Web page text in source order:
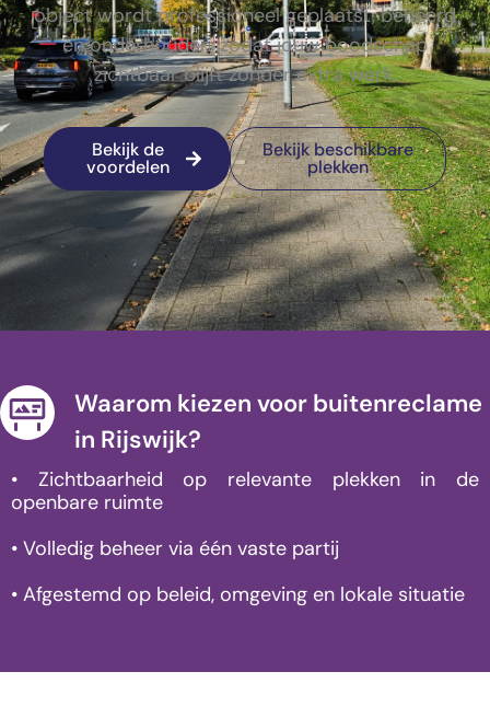
object wordt professioneel geplaatst, beheerd
en onderhouden, zodat jouw boodschap
zichtbaar blijft zonder extra werk.
Bekijk de
voordelen
Bekijk beschikbare
plekken
Waarom kiezen voor buitenreclame
in Rijswijk?
• Zichtbaarheid op relevante plekken in de
openbare ruimte
• Volledig beheer via één vaste partij
• Afgestemd op beleid, omgeving en lokale situatie